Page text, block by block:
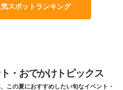
スポットランキング
・おでかけトピックス
この夏におすすめしたい旬なイベント・